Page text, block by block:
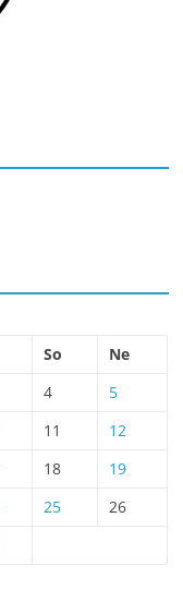
So
Ne
4
5
11
12
18
19
25
26